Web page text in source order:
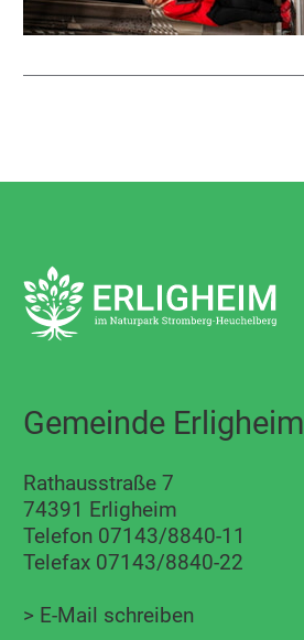
Gemeinde Erligheim
Rathausstraße 7
74391 Erligheim
Telefon 07143/8840-11
Telefax 07143/8840-22
> E-Mail schreiben